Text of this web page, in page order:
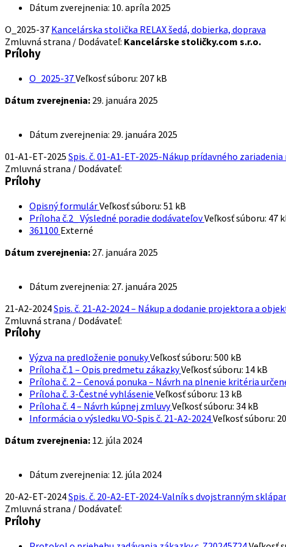
Dátum zverejnenia: 10. apríla 2025
O_2025-37 Kancelárska stolička RELAX šedá, dobierka, doprava
Zmluvná strana / Dodávateľ: Kancelárske stoličky.com s.r.o.
Prílohy
O_2025-37Veľkosť súboru: 207 kB
Dátum zverejnenia: 29. januára 2025
Dátum zverejnenia: 29. januára 2025
01-A1-ET-2025 Spis. č. 01-A1-ET-2025-Nákup prídavného
Zmluvná strana / Dodávateľ:
Prílohy
Opisný formulárVeľkosť súboru: 51 kB
Príloha č.2_ Výsledné poradie dodávateľovVeľkosť súboru: 47
361100 Externé
Dátum zverejnenia: 27. januára 2025
Dátum zverejnenia: 27. januára 2025
21-A2-2024Spis. č. 21-A2-2024 – Nákup a dodanie projektora a
Zmluvná strana / Dodávateľ:
Prílohy
Výzva na predloženie ponukyVeľkosť súboru: 500 kB
Príloha č.1 – Opis predmetu zákazkyVeľkosť súboru: 14 kB
Príloha č. 2 – Cenová ponuka – Návrh na plnenie kritéria
Príloha č. 3-Čestné vyhlásenie Veľkosť súboru: 13 kB
Príloha č. 4 – Návrh kúpnej zmluvyVeľkosť súboru: 34 kB
Informácia o výsledku VO-Spis č. 21-A2-2024Veľkosť súboru:
Dátum zverejnenia: 12. júla 2024
Dátum zverejnenia: 12. júla 2024
20-A2-ET-2024Spis. č. 20-A2-ET-2024-Valník s dvojstranným
Zmluvná strana / Dodávateľ:
Prílohy